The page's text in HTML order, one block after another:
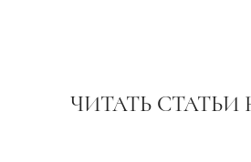
ЧИТАТЬ СТАТЬИ